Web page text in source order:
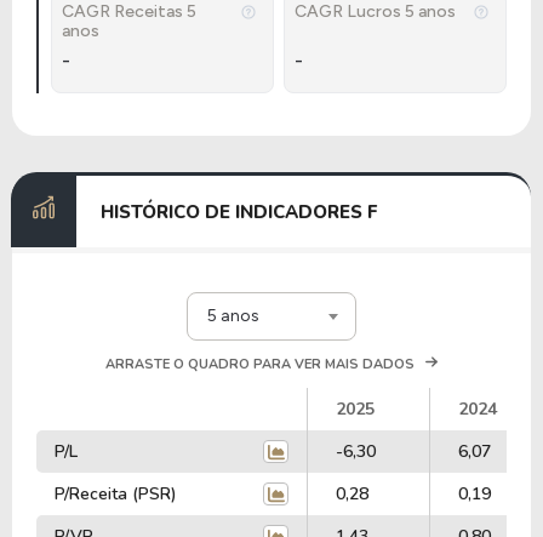
CAGR Receitas 5
anos
-
CAGR Lucros 5 anos
-
HISTÓRICO DE INDICADORES F
5 anos
ARRASTE O QUADRO PARA VER MAIS DADOS
2025
2024
P/L
-6,30
6,07
P/Receita (PSR)
0,28
0,19